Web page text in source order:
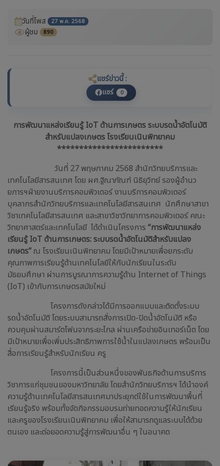
วันที่โพส 27 พ.ค. 2568
ผู้ชม 890
แชร์ข่าวนี้ :
แชร์ 0
การพัฒนาแหล่งเรียนรู้ IoT ด้านการเกษตร ระบบรดน้ำอัตโนมัติ
สำหรับแปลงเกษตร โรงเรียนเนินพิทยาคม
************************
วันที่ 27 พฤษภาคม 2568 สำนักวิทยบริการและ
เทคโนโลยีสารสนเทศ โดย ผศ.ฐิณาภัณฑ์ นิธิยุวิทย์ รองผู้อำนว
ยการฯฝ่ายงานบริการคอมพิวเตอร์ งานบริการคอมพิวเตอร์
บุคลากรสำนักวิทยบริการและเทคโนโลยีสารสนเทศ นักศึกษาสาขา
วิชาเทคโนโลยีสารสนเทศ และสาขาวิชาวิทยาการคอมพิวเตอร์ คณะ
วิทยาศาสตร์และเทคโนโลยี ได้ดำเนินโครงการ “การพัฒนาแหล่ง
เรียนรู้ IoT ด้านการเกษตร: ระบบรดน้ำอัตโนมัติสำหรับแปลง
เกษตร” ณ โรงเรียนเนินพิทยาคม โดยมีเป้าหมายเพื่อยกระดับ
คุณภาพการเรียนรู้ด้านเทคโนโลยีให้กับนักเรียนในระดับ
มัธยมศึกษา ผ่านการบูรณาการความรู้ด้าน Internet of Things
(IoT) เข้ากับการเกษตรสมัยใหม่
โครงการดังกล่าวได้มีการออกแบบและติดตั้งระบบ
รดน้ำอัตโนมัติ โดยระบบสามารถสั่งการเปิด-ปิดน้ำอัตโนมัติ หรือ
ควบคุมผ่านสมาร์ตโฟนจากระยะไกล ผ่านเครือข่ายอินเทอร์เน็ต โดย
มีเป้าหมายเพื่อเพิ่มประสิทธิภาพการใช้น้ำในแปลงเกษตร พร้อมเป็น
สื่อการเรียนรู้สำหรับนักเรียน ครู
โครงการนี้เป็นส่วนหนึ่งของพันธกิจด้านการบริการ
วิชาการแก่ชุมชนของมหาวิทยาลัย โดยสำนักวิทยบริการฯ ได้นำองค์
ความรู้ด้านเทคโนโลยีสารสนเทศมาประยุกต์ใช้ในการพัฒนาพื้นที่
เรียนรู้จริง พร้อมทั้งจัดกิจกรรมอบรมถ่ายทอดความรู้ให้นักเรียน
และครูของโรงเรียนเนินพิทยาคม เพื่อให้สามารถดูแลระบบได้ด้วย
ตนเอง และต่อยอดความรู้สู่การพัฒนาอื่น ๆ ในอนาคต